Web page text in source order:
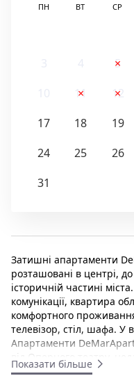
ПН ВТ СР
5
11 12
17
18 19
24
25 26
31
Затишні апартаменти
розташовані в центрі,
історичній частині
комунікації, квартира
комфортного
телевізор, стіл, шафа. У
Апартаменти
від Оперного театру,
ресторани. Залізничний
Показати більше